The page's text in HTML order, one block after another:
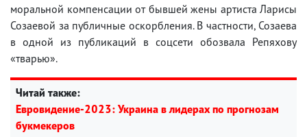
моральной компенсации от бывшей жены артиста Ларисы
Созаевой за публичные оскорбления. В частности, Созаева
в одной из публикаций в соцсети обозвала Репяхову
«тварью».
Читай также:
Евровидение-2023: Украина в лидерах по прогнозам
букмекеров